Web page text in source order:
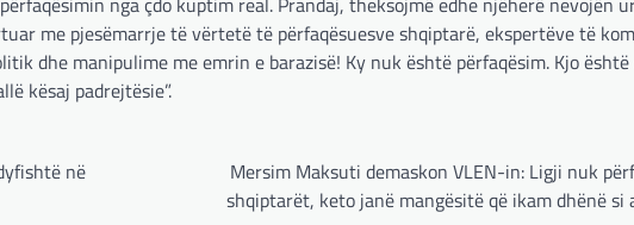
me pjesëmarrje të vërtetë të përfaqësuesve shqiptarë, ekspertëve të
dhe manipulime me emrin e barazisë! Ky nuk është përfaqësim. Kjo është
kësaj padrejtësie”.
në
Mersim Maksuti demaskon VLEN-in: Ligji nuk
shqiptarët, keto janë mangësitë që ikam dhënë si